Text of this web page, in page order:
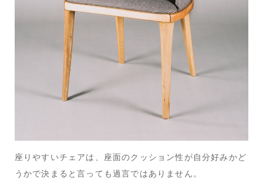
座りやすいチェアは、座面のクッション性が自分好みかど
うかで決まると言っても過言ではありません。